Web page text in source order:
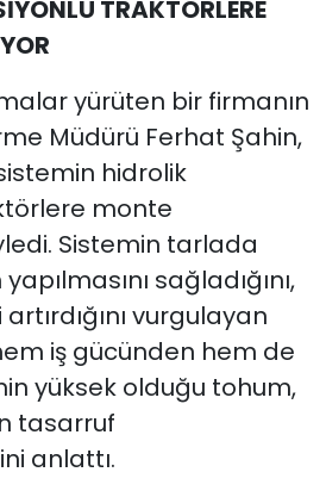
TRAKTÖRLERE
yürüten bir firmanın
Müdürü Ferhat Şahin,
hidrolik
monte
Sistemin tarlada
sağladığını,
vurgulayan
iş gücünden hem de
yüksek olduğu tohum,
tasarruf
anlattı.